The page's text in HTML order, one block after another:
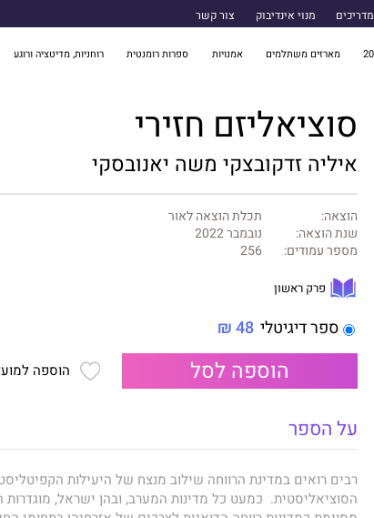
מדריכים מנוי אינדיבוק צור קשר
מארזים משתלמים אמנויות ספרות רומנטית רוחניות, מדיטציה ורוגע
סוציאליזם חזירי
איליה זדקובצקי משה יאנובסקי
הוצאה:
תכלת הוצאה לאור
שנת הוצאה:
נובמבר 2022
מספר עמודים:
256
פרק ראשון
ספר דיגיטלי 48 ₪
הוספה לסל הוספה
על הספר
רבים רואים במדינת הרווחה שילוב מנצח של היעילות
הסוציאליסטית. כמעט כל מדינות המערב, ובהן ישראל, מוגדרות